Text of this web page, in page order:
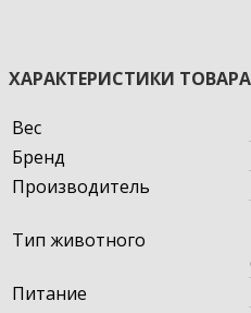
ХАРАКТЕРИСТИКИ
Вес
Бренд
Производитель
Тип животного
Питание